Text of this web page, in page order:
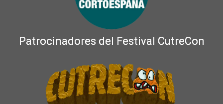
Patrocinadores del Festival CutreCon